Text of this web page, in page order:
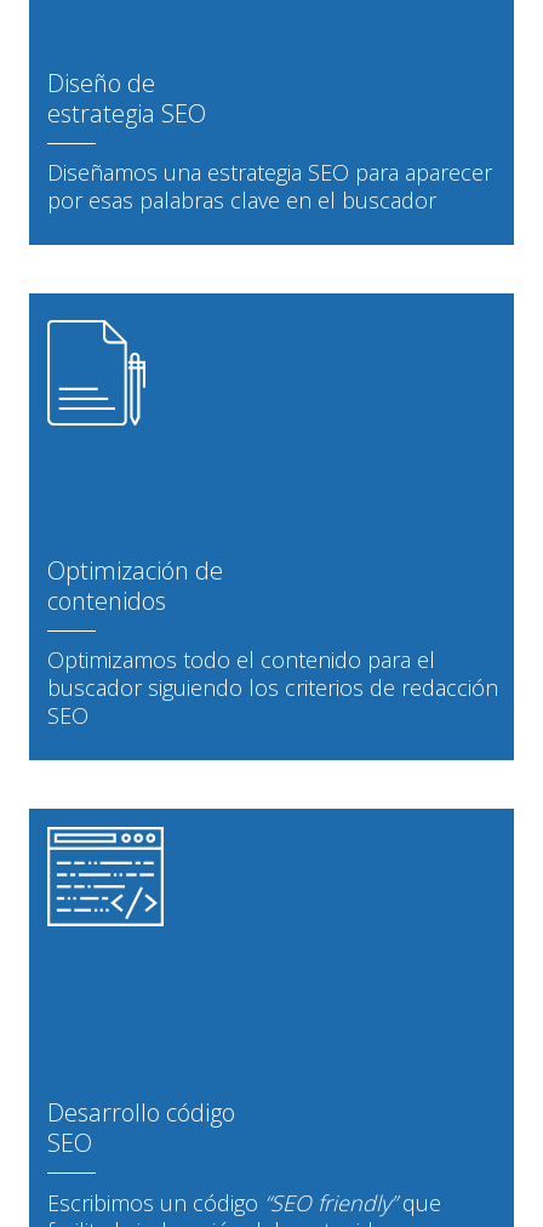
Diseño de
estrategia SEO
Diseñamos una estrategia SEO para aparecer
por esas palabras clave en el buscador
Optimización de
contenidos
Optimizamos todo el contenido para el
buscador siguiendo los criterios de redacción
SEO
Desarrollo código
SEO
Escribimos un código “SEO friendly”que